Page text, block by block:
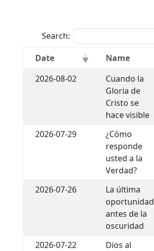
Search:
Date
Name
2026-08-02
Cuando la
Gloria de
Cristo se
hace visible
2026-07-29
¿Cómo
responde
usted a la
Verdad?
2026-07-26
La última
oportunidad
antes de la
oscuridad
2026-07-22
Dios al